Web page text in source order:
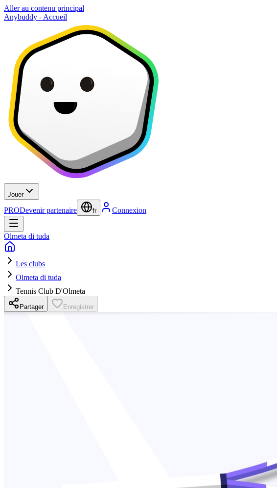
Aller au contenu principal
Anybuddy - Accueil
Jouer
PRODevenir partenaire fr Connexion
Olmeta di tuda
Les clubs
Olmeta di tuda
Tennis Club D'Olmeta
Partager Enregistrer